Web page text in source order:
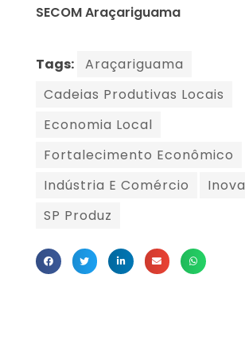
SECOM Araçariguama
Tags:
Araçariguama
Cadeias Produtivas Locais
Economia Local
Fortalecimento Econômico
Indústria E Comércio
SP Produz